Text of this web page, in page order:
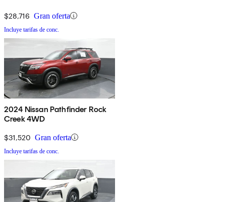
$28,716 Gran oferta
Incluye tarifas de conc.
2024 Nissan Pathfinder Rock
Creek 4WD
$31,520 Gran oferta
Incluye tarifas de conc.